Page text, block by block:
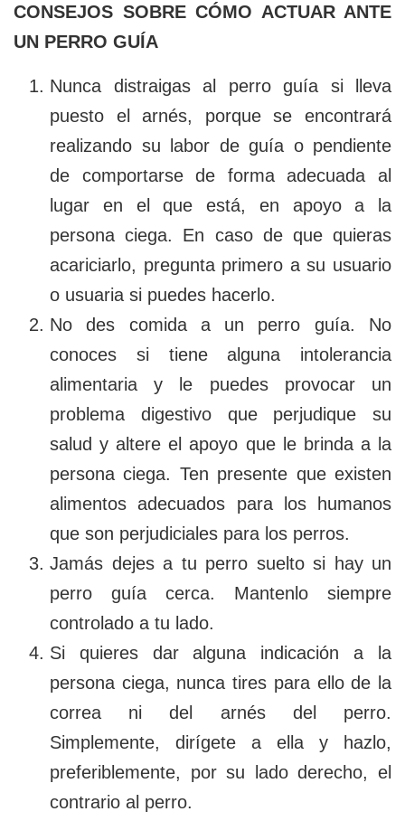
CONSEJOS SOBRE CÓMO ACTUAR ANTE
UN PERRO GUÍA
Nunca distraigas al perro guía si lleva
puesto el arnés, porque se encontrará
realizando su labor de guía o pendiente
de comportarse de forma adecuada al
lugar en el que está, en apoyo a la
persona ciega. En caso de que quieras
acariciarlo, pregunta primero a su usuario
o usuaria si puedes hacerlo.
No des comida a un perro guía. No
conoces si tiene alguna intolerancia
alimentaria y le puedes provocar un
problema digestivo que perjudique su
salud y altere el apoyo que le brinda a la
persona ciega. Ten presente que existen
alimentos adecuados para los humanos
que son perjudiciales para los perros.
Jamás dejes a tu perro suelto si hay un
perro guía cerca. Mantenlo siempre
controlado a tu lado.
Si quieres dar alguna indicación a la
persona ciega, nunca tires para ello de la
correa ni del arnés del perro.
Simplemente, dirígete a ella y hazlo,
preferiblemente, por su lado derecho, el
contrario al perro.